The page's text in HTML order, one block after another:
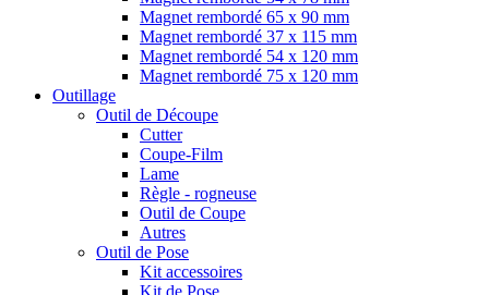
Magnet rembordé 65 x 90 mm
Magnet rembordé 37 x 115 mm
Magnet rembordé 54 x 120 mm
Magnet rembordé 75 x 120 mm
Outillage
Outil de Découpe
Cutter
Coupe-Film
Lame
Règle - rogneuse
Outil de Coupe
Autres
Outil de Pose
Kit accessoires